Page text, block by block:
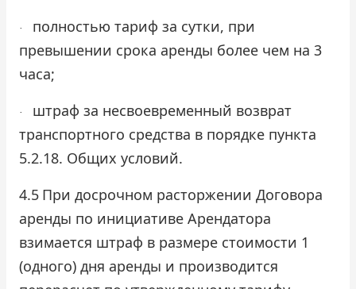
·
полностью тариф за сутки, при
превышении срока аренды более чем на 3
часа;
·
штраф за несвоевременный возврат
транспортного средства в порядке пункта
5.2.18. Общих условий.
4.5 При досрочном расторжении Договора
аренды по инициативе Арендатора
взимается штраф в размере стоимости 1
(одного) дня аренды и производится